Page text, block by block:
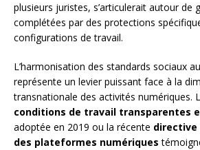
plusieurs juristes, s’articulerait autour de
complétées par des protections
configurations de travail.
L’harmonisation des standards sociaux
représente un levier puissant face à la
transnationale des activités numériques.
conditions de travail transparentes
adoptée en 2019 ou la récente directive
des plateformes numériques